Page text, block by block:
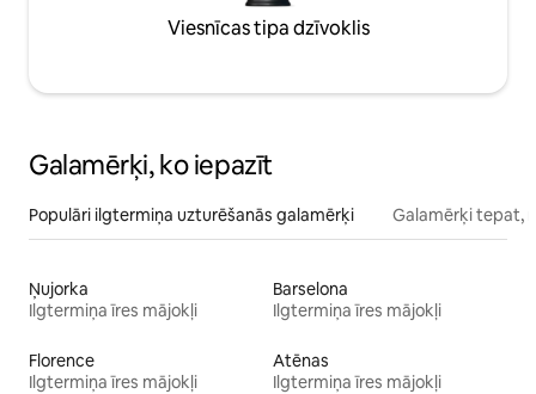
Viesnīcas tipa dzīvoklis
Galamērķi, ko iepazīt
Populāri ilgtermiņa uzturēšanās galamērķi Galamērķi tepat,
Ņujorka
Ilgtermiņa īres mājokļi
Barselona
Ilgtermiņa īres mājokļi
Florence
Ilgtermiņa īres mājokļi
Atēnas
Ilgtermiņa īres mājokļi